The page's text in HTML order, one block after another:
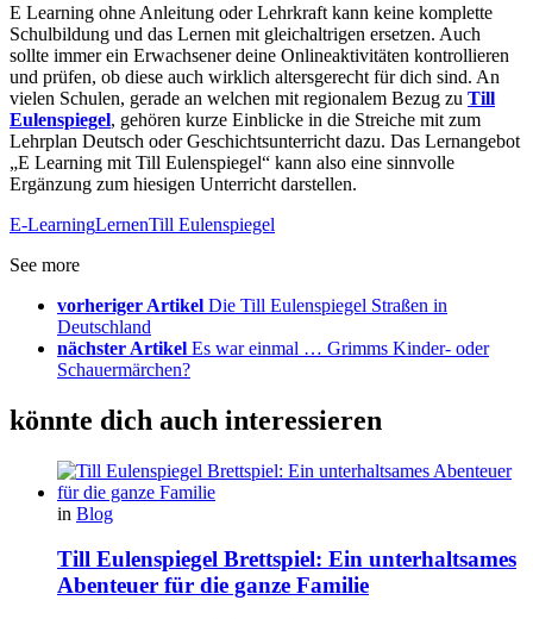
E Learning ohne Anleitung oder Lehrkraft kann keine komplette
Schulbildung und das Lernen mit gleichaltrigen ersetzen. Auch
sollte immer ein Erwachsener deine Onlineaktivitäten kontrollieren
und prüfen, ob diese auch wirklich altersgerecht für dich sind. An
vielen Schulen, gerade an welchen mit regionalem Bezug zu Till
Eulenspiegel, gehören kurze Einblicke in die Streiche mit zum
Lehrplan Deutsch oder Geschichtsunterricht dazu. Das Lernangebot
„E Learning mit Till Eulenspiegel“ kann also eine sinnvolle
Ergänzung zum hiesigen Unterricht darstellen.
E-LearningLernenTill Eulenspiegel
See more
vorheriger Artikel Die Till Eulenspiegel Straßen in
Deutschland
nächster Artikel Es war einmal … Grimms Kinder- oder
Schauermärchen?
könnte dich auch interessieren
in Blog
Till Eulenspiegel Brettspiel: Ein unterhaltsames
Abenteuer für die ganze Familie